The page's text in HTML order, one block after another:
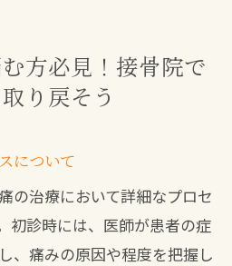
方必見！接骨院で
り戻そう
について
の治療において詳細なプロセ
初診時には、医師が患者の症
、痛みの原因や程度を把握し